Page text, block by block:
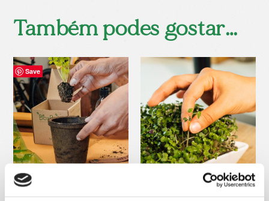
Também podes gostar…
Save
Vaso Biodegradável
Save
Kit Microvegetais